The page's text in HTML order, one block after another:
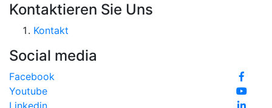
Kontaktieren Sie Uns
Kontakt
Social media
Facebook
Youtube
Linkedin